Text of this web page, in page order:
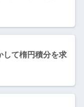
して楕円積分を求